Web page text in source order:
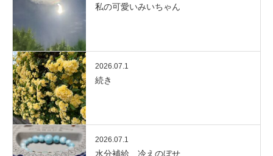
私の可愛いみいちゃん
2026.07.1
続き
2026.07.1
水分補給 冷えのぼせ